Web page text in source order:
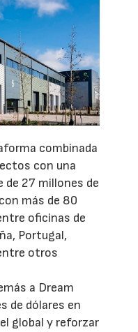
combinada
con una
de 27 millones de
más de 80
oficinas de
Portugal,
otros
a Dream
de dólares en
global y reforzar